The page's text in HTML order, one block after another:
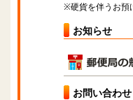
※硬貨を伴うお預
お知らせ
お問い合わせ